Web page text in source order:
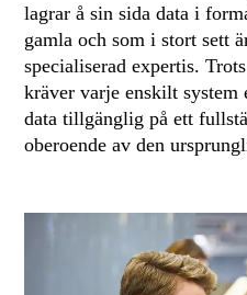
lagrar å sin sida data i
gamla och som i stort sett
specialiserad expertis.
kräver varje enskilt
data tillgänglig på ett
oberoende av den